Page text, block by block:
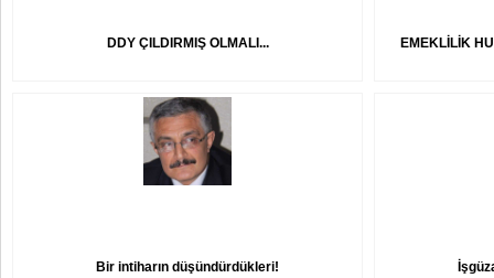
DDY ÇILDIRMIŞ OLMALI... EMEKLİLİK
Bir intiharın düşündürdükleri!